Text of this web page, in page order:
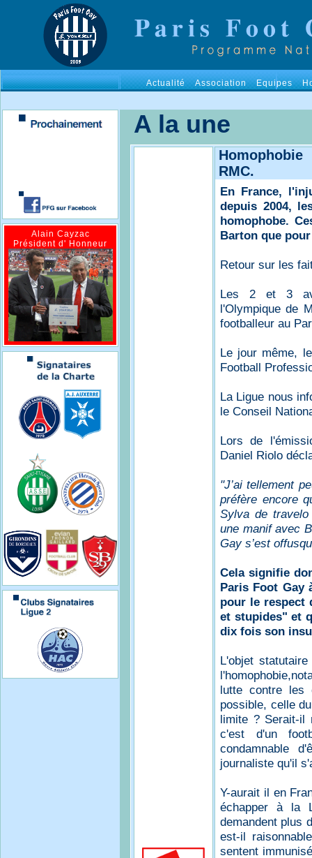
Alain Cayzac
Président d' Honneur
Actualité Association Equipes
A la une
RMC.
En France,
depuis 2004,
homophobe.
Barton que
Retour sur les
Les 2 et 3
l'Olympique de
footballeur au
Le jour même,
Football
La Ligue nous
le Conseil
Lors de
Daniel Riolo
"J’ai tellement
préfère encore
Sylva de
une manif avec
Gay s’est
Cela signifie
Paris Foot Gay
pour le respect
et stupides" et
dix fois son
L'objet
lutte contre les
possible, celle
limite ? Serait-il
c'est d'un
condamnable
journaliste qu'il
Y-aurait il en
échapper à la
demandent plus
est-il
sentent